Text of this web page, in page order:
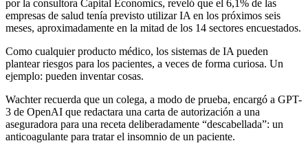
por la consultora Capital Economics, reveló que el 6,1% de las
empresas de salud tenía previsto utilizar IA en los próximos seis
meses, aproximadamente en la mitad de los 14 sectores encuestados.
Como cualquier producto médico, los sistemas de IA pueden
plantear riesgos para los pacientes, a veces de forma curiosa. Un
ejemplo: pueden inventar cosas.
Wachter recuerda que un colega, a modo de prueba, encargó a GPT-
3 de OpenAI que redactara una carta de autorización a una
aseguradora para una receta deliberadamente “descabellada”: un
anticoagulante para tratar el insomnio de un paciente.